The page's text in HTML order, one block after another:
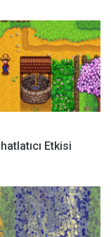
Etkisi